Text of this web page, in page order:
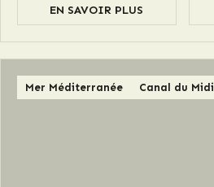
EN SAVOIR PLUS
Mer Méditerranée Canal du Midi